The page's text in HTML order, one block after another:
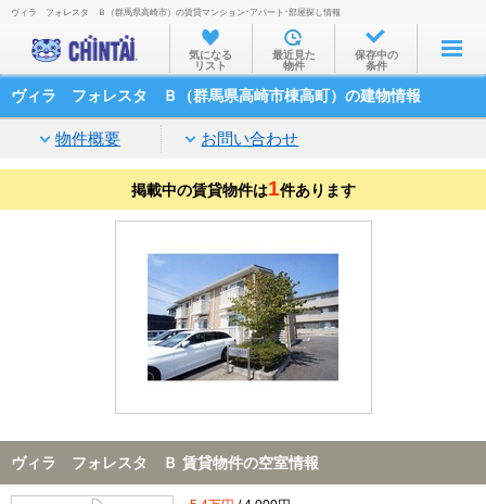
お部屋を探す
沿線・駅から
家賃相場から
通勤通学時間から
不動産会社から
TOP
ヴィラ フォレスタ Ｂ（群馬県高崎市）の賃貸マンション･アパート･部屋探し情報
気になる
リスト
最近見た
物件
保存中の
条件
ヴィラ フォレスタ Ｂ（群馬県高崎市棟高町）の建物情報
物件概要 お問い合わせ
掲載中の賃貸物件は1件あります
ヴィラ フォレスタ Ｂ 賃貸物件の空室情報